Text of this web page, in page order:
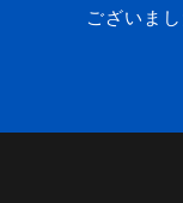
ございま